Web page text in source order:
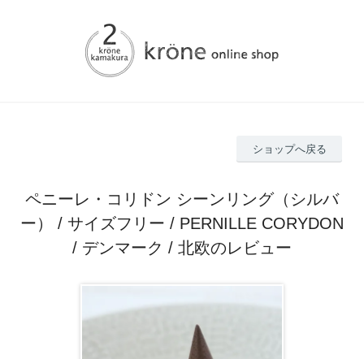
ショップへ戻る
ペニーレ・コリドン シーンリング（シルバ
ー） / サイズフリー / PERNILLE CORYDON
/ デンマーク / 北欧のレビュー